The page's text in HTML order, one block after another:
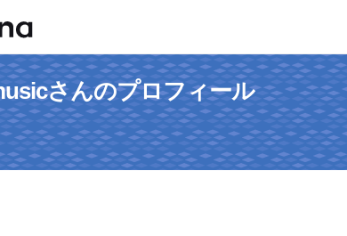
さんのプロフィール